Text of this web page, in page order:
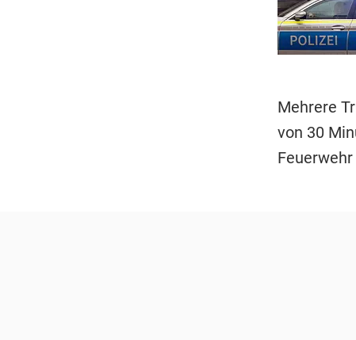
Mehrere
von 30